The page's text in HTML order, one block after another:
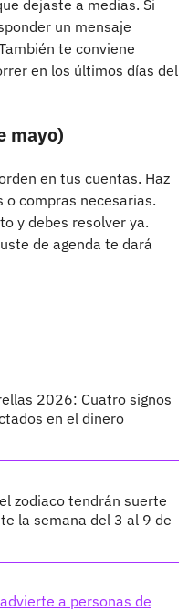
dejaste a medias. Si
un mensaje
te conviene
en los últimos días del
mayo)
en tus cuentas. Haz
o compras necesarias.
y debes resolver ya.
de agenda te dará
2026: Cuatro signos
en el dinero
zodiaco tendrán suerte
la semana del 3 al 9 de
a personas de